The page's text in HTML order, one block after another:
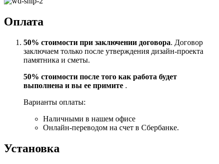
Оплата
50% стоимости при заключении договора. Договор
заключаем только после утверждения дизайн-проекта
памятника и сметы.
50% стоимости после того как работа будет
выполнена и вы ее примите .
Варианты оплаты:
Наличными в нашем офисе
Онлайн-переводом на счет в Сбербанке.
Установка